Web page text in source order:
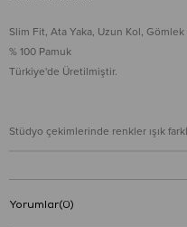
Slim Fit, Ata Yaka, Uzun Kol, Gömlek
% 100 Pamuk
Türkiye'de Üretilmiştir.
Stüdyo çekimlerinde renkler ışık
Yorumlar(0)